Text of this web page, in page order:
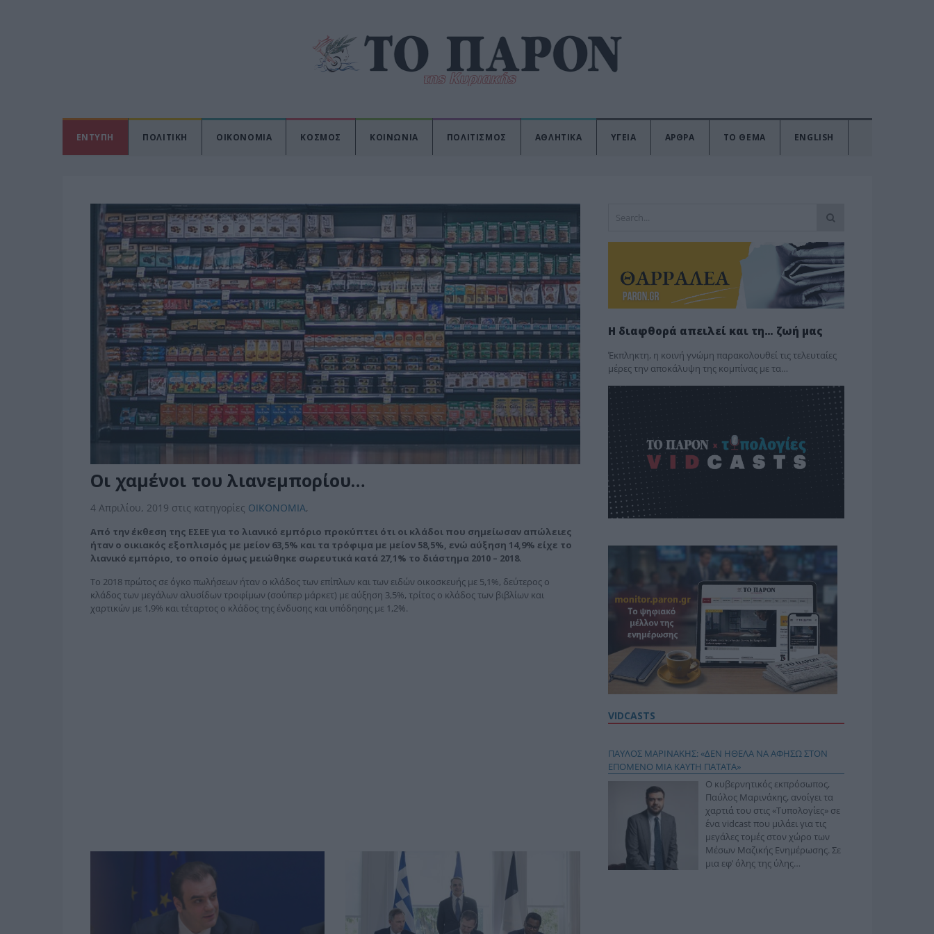
ΕΝΤΥΠΗ ΠΟΛΙΤΙΚΗ ΟΙΚΟΝΟΜΙΑ ΚΟΣΜΟΣ ΚΟΙΝΩΝΙΑ ΠΟΛΙΤΙΣΜΟΣ ΑΘΛΗΤΙΚΑ ΥΓΕΙΑ ΑΡΘΡΑ ΤΟ ΘΕΜΑ ENGLISH
Οι χαμένοι του λιανεμπορίου…
4 Απριλίου, 2019 στις κατηγορίες ΟΙΚΟΝΟΜΙΑ,
Από την έκθεση της ΕΣΕΕ για το λιανικό εμπόριο προκύπτει ότι οι κλάδοι που σημείωσαν απώλειες
ήταν ο οικιακός εξοπλισμός με μείον 63,5% και τα τρόφιμα με μείον 58,5%, ενώ αύξηση 14,9% είχε το
λιανικό εμπόριο, το οποίο όμως μειώθηκε σωρευτικά κατά 27,1% το διάστημα 2010 – 2018.
Το 2018 πρώτος σε όγκο πωλήσεων ήταν ο κλάδος των επίπλων και των ειδών οικοσκευής με 5,1%, δεύτερος ο
κλάδος των μεγάλων αλυσίδων τροφίμων (σούπερ μάρκετ) με αύξηση 3,5%, τρίτος ο κλάδος των βιβλίων και
χαρτικών με 1,9% και τέταρτος ο κλάδος της ένδυσης και υπόδησης με 1,2%.
Η διαφθορά απειλεί και τη… ζωή μας
Έκπληκτη, η κοινή γνώμη παρακολουθεί τις τελευταίες
μέρες την αποκάλυψη της κο­μπίνας με τα…
VIDCASTS
ΠΑΥΛΟΣ ΜΑΡΙΝΑΚΗΣ: «ΔΕΝ ΗΘΕΛΑ ΝΑ ΑΦΗΣΩ ΣΤΟΝ
ΕΠΟΜΕΝΟ ΜΙΑ ΚΑΥΤΗ ΠΑΤΑΤΑ»
Ο κυβερνητικός εκπρόσωπος,
Παύλος Μαρινάκης, ανοίγει τα
χαρτιά του στις «Τυπολογίες» σε
ένα vidcast που μιλάει για τις
μεγάλες τομές στον χώρο των
Μέσων Μαζικής Ενημέρωσης. Σε
μια εφ’ όλης της ύλης